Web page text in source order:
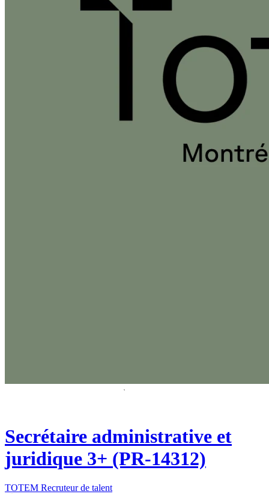
Secrétaire administrative et
juridique 3+ (PR-14312)
TOTEM Recruteur de talent